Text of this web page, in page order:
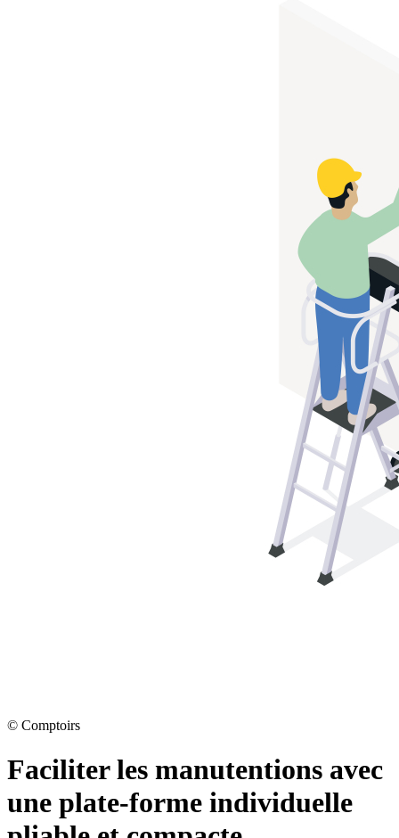
© Comptoirs
Faciliter les manutentions avec
une plate-forme individuelle